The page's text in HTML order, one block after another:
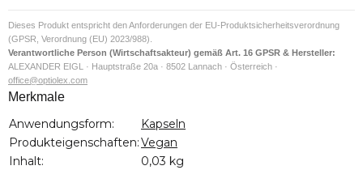
Kapseln-Packung reicht für 2 Monate und eignet sich zum Einstieg oder
als Reisegröße. Die 180-Kapseln-Variante bietet einen 6-Monate-Vorrat in
einer größeren Braunglasflasche.
Dieses Produkt entspricht den Anforderungen der EU-Produktsicherheitsverordnung
(GPSR, Verordnung (EU) 2023/988).
Verantwortliche Person (Wirtschaftsakteur) gemäß Art. 16 GPSR & Hersteller:
ALEXANDER EIGL · Hauptstraße 20a · 8502 Lannach · Österreich ·
office@optiolex.com
Merkmale
Produkteigenschaft
Wert
Anwendungsform:
Kapseln
Produkteigenschaften:Vegan
Inhalt:
0,03 kg